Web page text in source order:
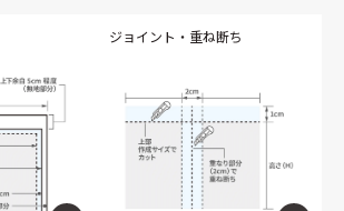
ジョイント・重ね断ち